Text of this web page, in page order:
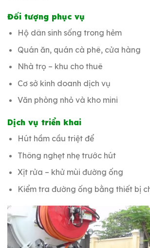
Đối tượng phục vụ
Hộ dân sinh sống trong hẻm
Quán ăn, quán cà phê, cửa hàng
Nhà trọ – khu cho thuê
Cơ sở kinh doanh dịch vụ
Văn phòng nhỏ và kho mini
Dịch vụ triển khai
Hút hầm cầu triệt để
Thông nghẹt nhẹ trước hút
Xịt rửa – khử mùi đường ống
Kiểm tra đường ống bằng thiết bị